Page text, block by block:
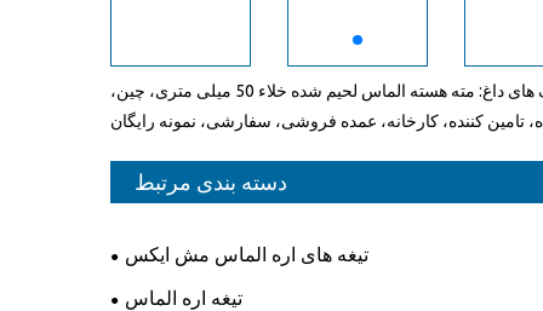
تگ های داغ: مته هسته الماس لحیم شده خلاء 50 میلی متری، چین،
تامین کننده، کارخانه، عمده فروشی، سفارشی، نمونه رایگان
دسته بندی مرتبط
تیغه های اره الماس مش ایکس
تیغه اره الماس